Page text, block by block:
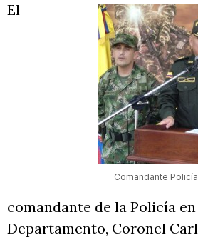
Comandante
El
comandante de la Policía
Departamento, Coronel